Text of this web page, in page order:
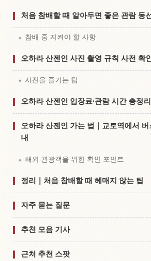
처음 참배할 때 알아두면 좋은 관람 동
참배 중 지켜야 할 사항
오하라 산젠인 사진 촬영 규칙 사전 확
사진을 즐기는 팁
오하라 산젠인 입장료·관람 시간 총정리
오하라 산젠인 가는 법｜교토역에서 버
내
해외 관광객을 위한 확인 포인트
정리｜처음 참배할 때 헤매지 않는 팁
자주 묻는 질문
추천 모음 기사
근처 추천 스팟